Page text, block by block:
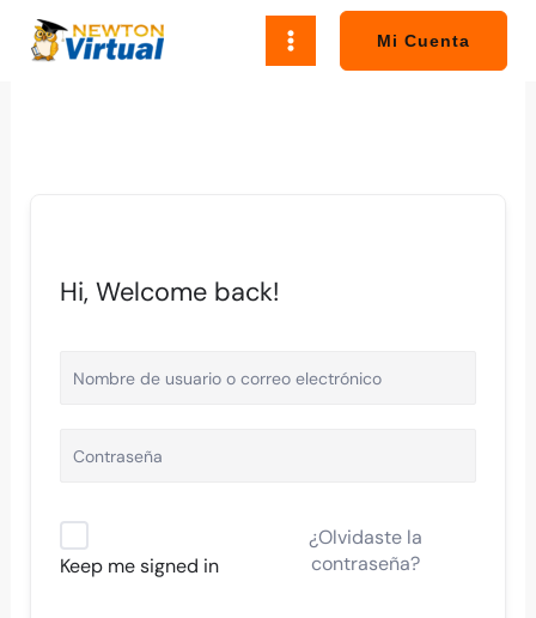
Mi Cuenta
Hi, Welcome back!
Keep me signed in
¿Olvidaste la
contraseña?